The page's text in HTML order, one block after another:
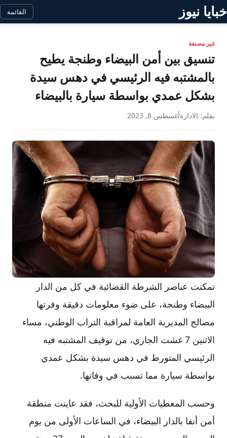
خبايا نيوز القائمة
غير مصنفة
تنسيق بين أمن البيضاء وطنجة يطيح
بالمشتبه فيه الرئيسي في دهس سيدة
بشكل عمدي بواسطة سيارة بالبيضاء
بقلم: الادارةأغسطس 8, 2023
تمكنت عناصر الشرطة القضائية في كل من الدار
البيضاء وطنجة، على ضوء معلومات دقيقة وفرتها
مصالح المديرية العامة لمراقبة التراب الوطني، مساء
الاثنين 7 غشت الجاري، من توقيف المشتبه فيه
الرئيسي المتورط في دهس سيدة بشكل عمدي
بواسطة سيارة مما تسبب في وفاتها.
وحسب المعطيات الأولية للبحث، فقد عاينت منطقة
أمن أنفا بالدار البيضاء، في الساعات الأولى من يوم